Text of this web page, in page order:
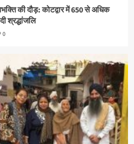
की दौड़: कोटद्वार में 650 से अधिक
श्रद्धांजलि
0